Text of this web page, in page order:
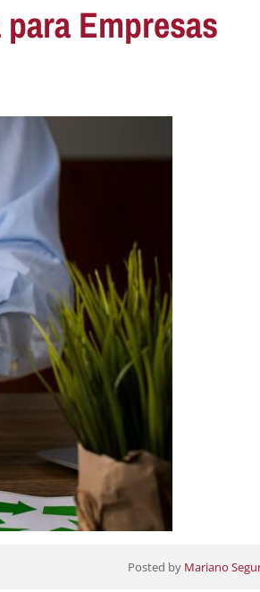
Empresas
Posted by Mariano